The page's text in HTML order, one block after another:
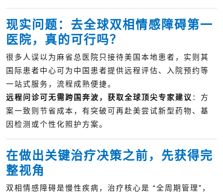
现实问题：去全球双相情感障碍第一
医院，真的可行吗？
很多人误以为麻省总医院只接待美国本地患者，实则其
国际患者中心可为中国患者提供远程评估、入院预约等
一站式服务，流程成熟便捷。
远程问诊可无需跨国奔波，获取全球顶尖专家建议 ：方
案一致则节省成本，有突破可再赴美尝试新型药物、基
因检测或个性化照护方案。
在做出关键治疗决策之前，先获得完
整视角
双相情感障碍是慢性疾病，治疗核心是 “全周期管理”，